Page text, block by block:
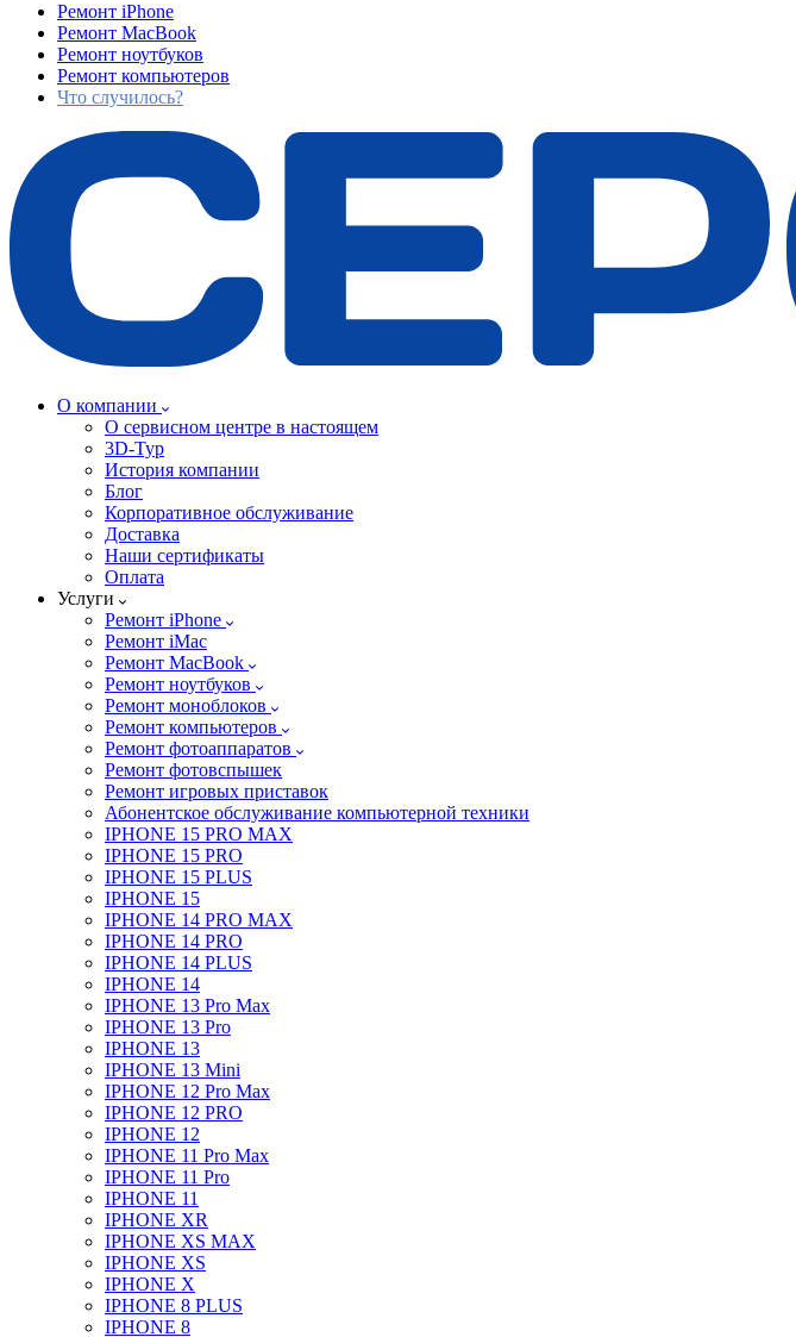
Ремонт iPhone
Ремонт MacBook
Ремонт ноутбуков
Ремонт компьютеров
Что случилось?
О компании
О сервисном центре в настоящем
3D-Тур
История компании
Блог
Корпоративное обслуживание
Доставка
Наши сертификаты
Оплата
Услуги
Ремонт iPhone
Ремонт iMac
Ремонт MacBook
Ремонт ноутбуков
Ремонт моноблоков
Ремонт компьютеров
Ремонт фотоаппаратов
Ремонт фотовспышек
Ремонт игровых приставок
Абонентское обслуживание компьютерной техники
IPHONE 15 PRO MAX
IPHONE 15 PRO
IPHONE 15 PLUS
IPHONE 15
IPHONE 14 PRO MAX
IPHONE 14 PRO
IPHONE 14 PLUS
IPHONE 14
IPHONE 13 Pro Max
IPHONE 13 Pro
IPHONE 13
IPHONE 13 Mini
IPHONE 12 Pro Max
IPHONE 12 PRO
IPHONE 12
IPHONE 11 Pro Max
IPHONE 11 Pro
IPHONE 11
IPHONE XR
IPHONE XS MAX
IPHONE XS
IPHONE X
IPHONE 8 PLUS
IPHONE 8